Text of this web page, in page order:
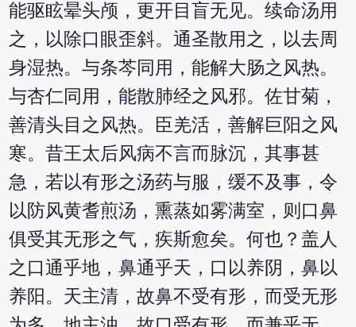
能驱眩晕头颅，更开目盲无见。续命汤用
之，以除口眼歪斜。通圣散用之，以去周
身湿热。与条芩同用，能解大肠之风热。
与杏仁同用，能散肺经之风邪。佐甘菊，
善清头目之风热。臣羌活，善解巨阳之风
寒。昔王太后风病不言而脉沉，其事甚
急，若以有形之汤药与服，缓不及事，令
以防风黄耆煎汤，熏蒸如雾满室，则口鼻
俱受其无形之气，疾斯愈矣。何也？盖人
之口通乎地，鼻通乎天，口以养阴，鼻以
养阳。天主清，故鼻不受有形，而受无形